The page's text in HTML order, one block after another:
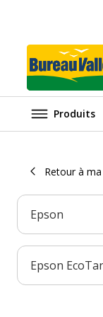
Produits
Retour à
Epson